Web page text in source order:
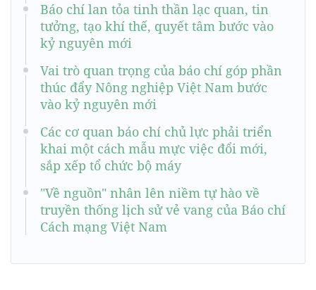
Báo chí lan tỏa tinh thần lạc quan, tin
tưởng, tạo khí thế, quyết tâm bước vào
kỷ nguyên mới
Vai trò quan trọng của báo chí góp phần
thúc đẩy Nông nghiệp Việt Nam bước
vào kỷ nguyên mới
Các cơ quan báo chí chủ lực phải triển
khai một cách mẫu mực việc đổi mới,
sắp xếp tổ chức bộ máy
"Về nguồn" nhân lên niềm tự hào về
truyền thống lịch sử vẻ vang của Báo chí
Cách mạng Việt Nam